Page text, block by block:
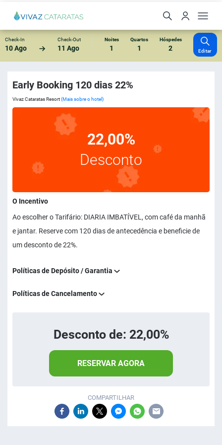
Check-In
10 Ago
Check-Out
11 Ago
Noites
1
Quartos
1
Hóspedes
2 Editar
Early Booking 120 dias 22%
Vivaz Cataratas Resort(Mais sobre o hotel)
22,00%
Desconto
O Incentivo
Ao escolher o Tarifário: DIARIA IMBATÍVEL, com café da manhã
e jantar. Reserve com 120 dias de antecedência e beneficie de
um desconto de 22%.
Políticas de Depósito / Garantia
Políticas de Cancelamento
Desconto de: 22,00%
RESERVAR AGORA
COMPARTILHAR